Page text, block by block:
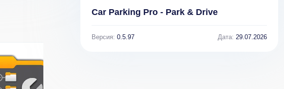
Car Parking Pro - Park & Drive
Версия: 0.5.97 Дата: 29.07.2026